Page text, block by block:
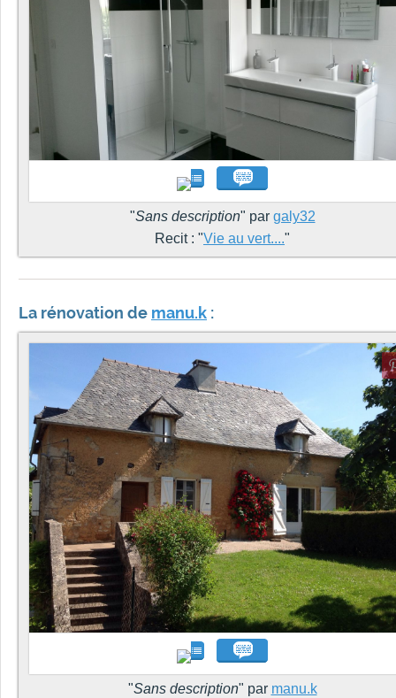
"Sans description" par galy32
Recit : "Vie au vert...."
La rénovation de manu.k :
"Sans description" par manu.k